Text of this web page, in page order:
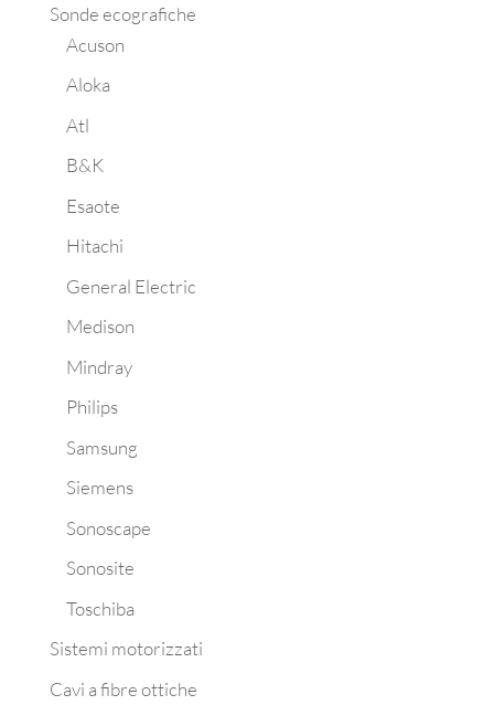
Sonde ecografiche
Acuson
Aloka
Atl
B&K
Esaote
Hitachi
General Electric
Medison
Mindray
Philips
Samsung
Siemens
Sonoscape
Sonosite
Toschiba
Sistemi motorizzati
Cavi a fibre ottiche